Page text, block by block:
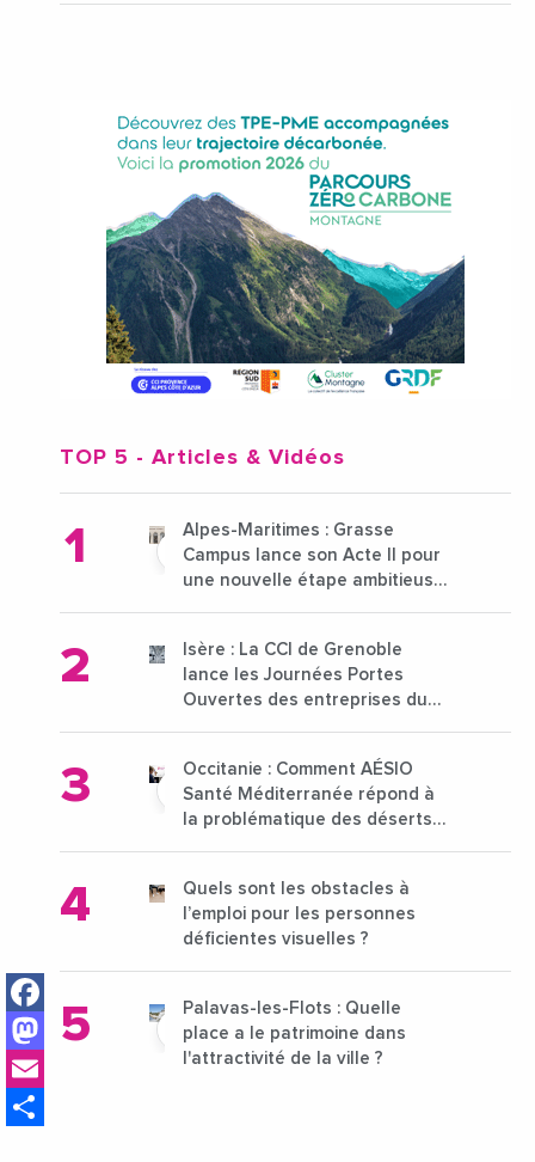
Facebook
Mastodon
TOP 5 - Articles & Vidéos
Alpes-Maritimes : Grasse
Campus lance son Acte II pour
une nouvelle étape ambitieuse
Isère : La CCI de Grenoble
lance les Journées Portes
Ouvertes des entreprises du
Occitanie : Comment AÉSIO
Santé Méditerranée répond à
la problématique des déserts
Quels sont les obstacles à
l’emploi pour les personnes
déficientes visuelles ?
Palavas-les-Flots : Quelle
place a le patrimoine dans
l'attractivité de la ville ?